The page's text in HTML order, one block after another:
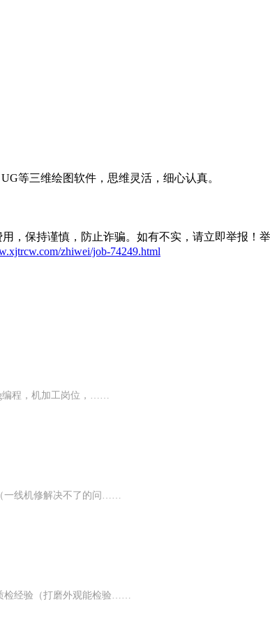
等三维绘图软件，思维灵活，细心认真。
用，保持谨慎，防止诈骗。如有不实，请立即举报！
zhiwei/job-74249.html
编程，机加工岗位，……
一线机修解决不了的问……
检经验（打磨外观能检验……